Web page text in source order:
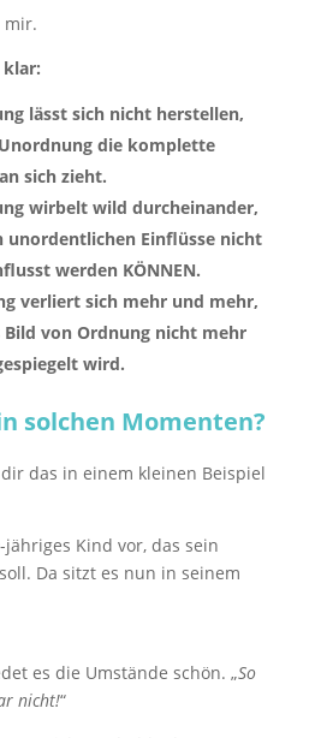
mir.
lässt sich nicht herstellen,
die komplette
sich zieht.
wirbelt wild durcheinander,
unordentlichen Einflüsse nicht
werden KÖNNEN.
verliert sich mehr und mehr,
Bild von Ordnung nicht mehr
wird.
solchen Momenten?
das in einem kleinen Beispiel
Kind vor, das sein
Da sitzt es nun in seinem
es die Umstände schön. „So
nicht!“